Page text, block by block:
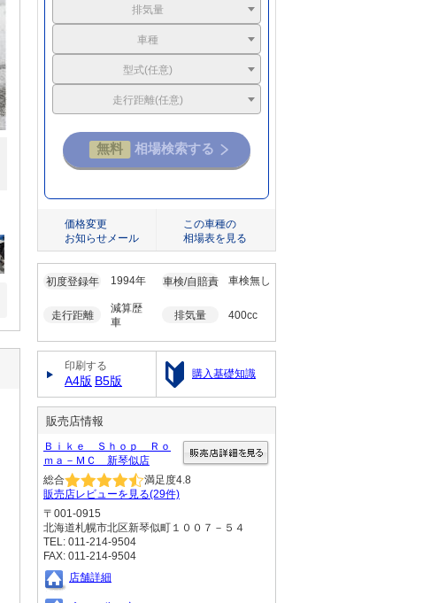
排気量
車種
型式(任意)
走行距離(任意)
価格変更
お知らせメール
この車種の
相場表を見る
初度登録年 1994年 車検/自賠責 車検無し
走行距離
減算歴
車
排気量 400cc
印刷する
A4版 B5版 購入基礎知識
販売店情報
Ｂｉｋｅ Ｓｈｏｐ Ｒｏ
ｍａ－ＭＣ 新琴似店
総合
満足度4.8
販売店レビューを見る(29件)
〒001-0915
北海道札幌市北区新琴似町１００７－５４
TEL: 011-214-9504
FAX: 011-214-9504
店舗詳細